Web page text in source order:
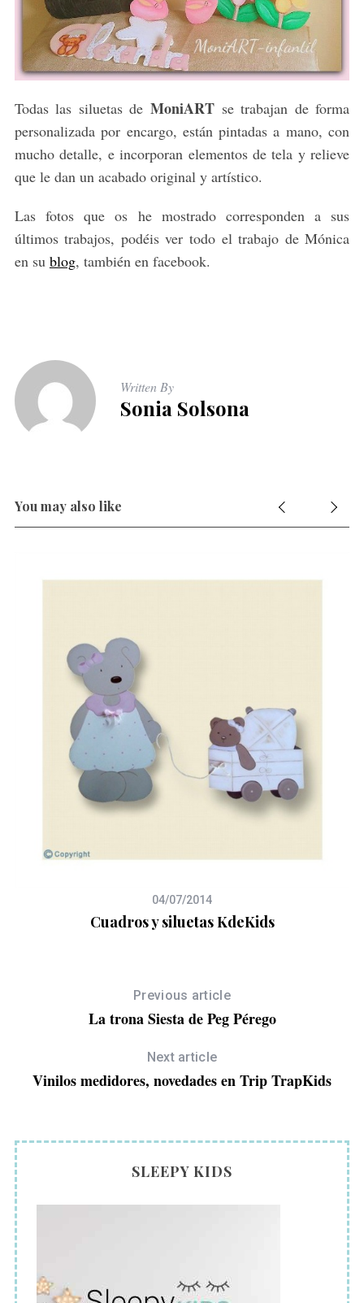
Todas las siluetas de MoniART se trabajan de forma
personalizada por encargo, están pintadas a mano, con
mucho detalle, e incorporan elementos de tela y relieve
que le dan un acabado original y artístico.
Las fotos que os he mostrado corresponden a sus
últimos trabajos, podéis ver todo el trabajo de Mónica
en su blog, también en facebook.
Written By
Sonia Solsona
You may also like
04/07/2014
Cuadros y siluetas KdeKids
Previous article
La trona Siesta de Peg Pérego
Next article
Vinilos medidores, novedades en Trip TrapKids
SLEEPY KIDS
o
r
: